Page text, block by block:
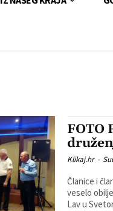
FOTO
Klikaj.hr -
Članice i
veselo obilježili Martinje.
Lav u